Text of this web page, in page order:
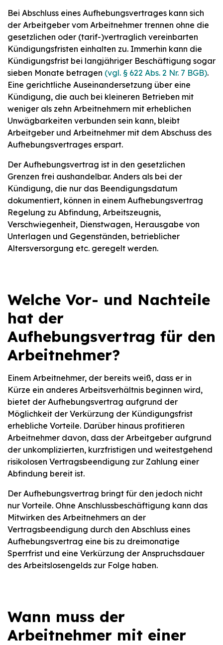
Bei Abschluss eines Aufhebungsvertrages kann sich
der Arbeitgeber vom Arbeitnehmer trennen ohne die
gesetzlichen oder (tarif-)vertraglich vereinbarten
Kündigungsfristen einhalten zu. Immerhin kann die
Kündigungsfrist bei langjähriger Beschäftigung sogar
sieben Monate betragen (vgl. § 622 Abs. 2 Nr. 7 BGB).
Eine gerichtliche Auseinandersetzung über eine
Kündigung, die auch bei kleineren Betrieben mit
weniger als zehn Arbeitnehmern mit erheblichen
Unwägbarkeiten verbunden sein kann, bleibt
Arbeitgeber und Arbeitnehmer mit dem Abschuss des
Aufhebungsvertrages erspart.
Der Aufhebungsvertrag ist in den gesetzlichen
Grenzen frei aushandelbar. Anders als bei der
Kündigung, die nur das Beendigungsdatum
dokumentiert, können in einem Aufhebungsvertrag
Regelung zu Abfindung, Arbeitszeugnis,
Verschwiegenheit, Dienstwagen, Herausgabe von
Unterlagen und Gegenständen, betrieblicher
Altersversorgung etc. geregelt werden.
Welche Vor- und Nachteile
hat der
Aufhebungsvertrag für den
Arbeitnehmer?
Einem Arbeitnehmer, der bereits weiß, dass er in
Kürze ein anderes Arbeitsverhältnis beginnen wird,
bietet der Aufhebungsvertrag aufgrund der
Möglichkeit der Verkürzung der Kündigungsfrist
erhebliche Vorteile. Darüber hinaus profitieren
Arbeitnehmer davon, dass der Arbeitgeber aufgrund
der unkomplizierten, kurzfristigen und weitestgehend
risikolosen Vertragsbeendigung zur Zahlung einer
Abfindung bereit ist.
Der Aufhebungsvertrag bringt für den jedoch nicht
nur Vorteile. Ohne Anschlussbeschäftigung kann das
Mitwirken des Arbeitnehmers an der
Vertragsbeendigung durch den Abschluss eines
Aufhebungsvertrag eine bis zu dreimonatige
Sperrfrist und eine Verkürzung der Anspruchsdauer
des Arbeitslosengelds zur Folge haben.
Wann muss der
Arbeitnehmer mit einer